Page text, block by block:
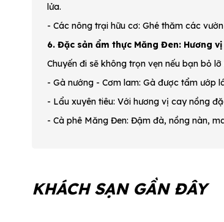
lửa.
- Các nông trại hữu cơ: Ghé thăm các
6. Đặc sản ẩm thực Măng Đen: Hương
Chuyến đi sẽ không trọn vẹn nếu bạn bỏ
- Gà nướng - Cơm lam: Gà được tẩm ướp
- Lẩu xuyên tiêu: Với hương vị cay nồng
- Cà phê Măng Đen: Đậm đà, nồng nàn,
KHÁCH SẠN GẦN ĐÂY